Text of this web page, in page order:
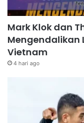
Mark Klok dan
Mengendalikan
Vietnam
4 hari ago